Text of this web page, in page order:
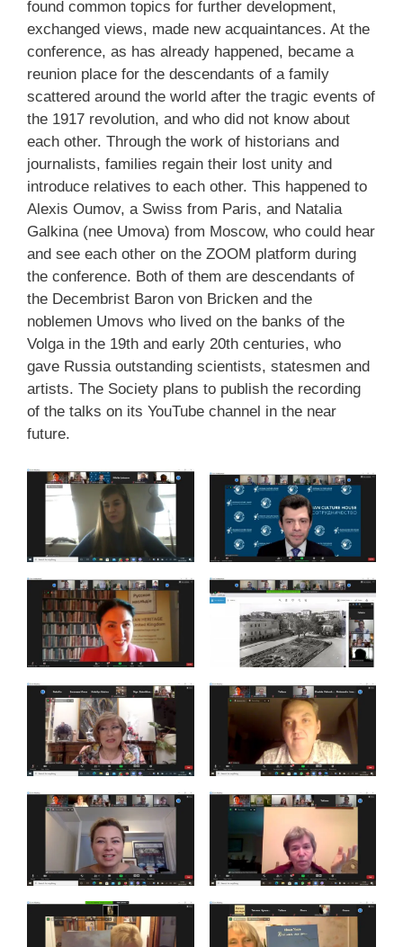
found common topics for further development,
exchanged views, made new acquaintances. At the
conference, as has already happened, became a
reunion place for the descendants of a family
scattered around the world after the tragic events of
the 1917 revolution, and who did not know about
each other. Through the work of historians and
journalists, families regain their lost unity and
introduce relatives to each other. This happened to
Alexis Oumov, a Swiss from Paris, and Natalia
Galkina (nee Umova) from Moscow, who could hear
and see each other on the ZOOM platform during
the conference. Both of them are descendants of
the Decembrist Baron von Bricken and the
noblemen Umovs who lived on the banks of the
Volga in the 19th and early 20th centuries, who
gave Russia outstanding scientists, statesmen and
artists. The Society plans to publish the recording
of the talks on its YouTube channel in the near
future.